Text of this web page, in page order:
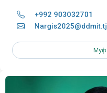
+992 903032701
Nargis2025@ddmit.tj